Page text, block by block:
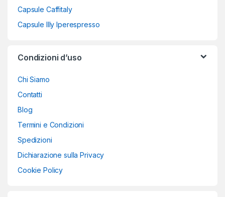
Capsule Caffitaly
Capsule Illy Iperespresso
Condizioni d’uso
Chi Siamo
Contatti
Blog
Termini e Condizioni
Spedizioni
Dichiarazione sulla Privacy
Cookie Policy